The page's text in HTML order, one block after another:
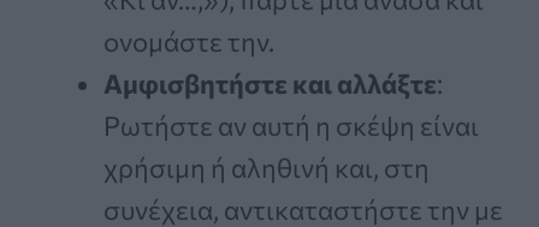
ονομάστε την.
Αμφισβητήστε και αλλάξτε:
Ρωτήστε αν αυτή η σκέψη είναι
χρήσιμη ή αληθινή και, στη
συνέχεια, αντικαταστήστε την με